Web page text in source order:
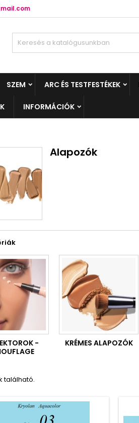
SZEM ARC ÉS TESTFESTÉKEK
INFORMÁCIÓK
Alapozók
-
KRÉMES ALAPOZÓK
található.